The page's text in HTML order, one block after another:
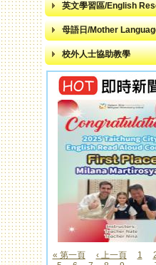
英文學習區/English
母語日/Mother
校外人士協助教學
« 第一頁 ‹ 上一頁 1